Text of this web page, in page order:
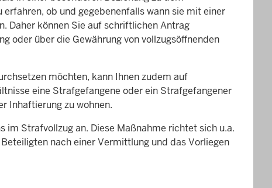
ob und gegebenenfalls wann sie mit einer
Daher können Sie auf schriftlichen Antrag
oder über die Gewährung von vollzugsöffnenden
möchten, kann Ihnen zudem auf
eine Strafgefangene oder ein Strafgefangener
Inhaftierung zu wohnen.
Strafvollzug an. Diese Maßnahme richtet sich u.a.
nach einer Vermittlung und das Vorliegen